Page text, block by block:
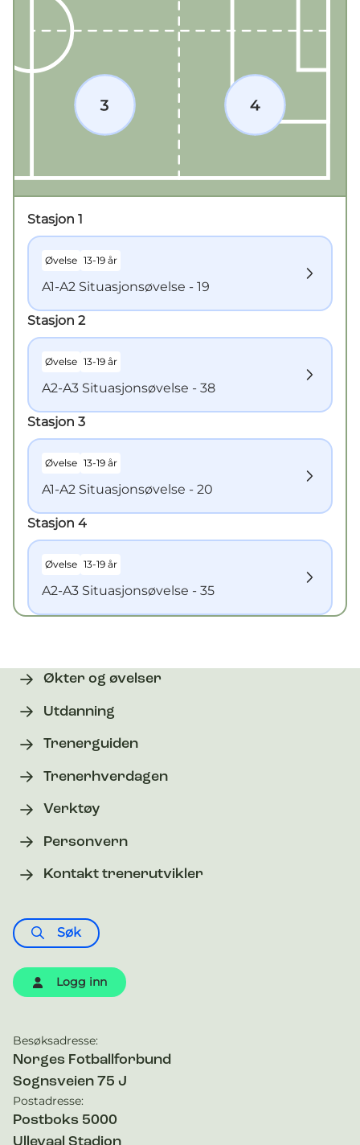
Stasjon 1
Øvelse 13-19 år
A1-A2 Situasjonsøvelse - 19
Stasjon 2
Øvelse 13-19 år
A2-A3 Situasjonsøvelse - 38
Stasjon 3
Øvelse 13-19 år
A1-A2 Situasjonsøvelse - 20
Stasjon 4
Øvelse 13-19 år
A2-A3 Situasjonsøvelse - 35
Økter og øvelser
Utdanning
Trenerguiden
Trenerhverdagen
Verktøy
Personvern
Kontakt trenerutvikler
Søk
Logg inn
Kontaktinformasjon
Besøksadresse:
Norges Fotballforbund
Sognsveien 75 J
Postadresse:
Postboks 5000